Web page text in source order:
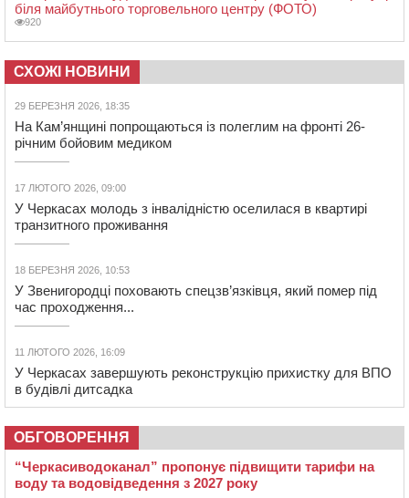
біля майбутнього торговельного центру (ФОТО)
920
СХОЖІ НОВИНИ
29 БЕРЕЗНЯ 2026, 18:35
На Кам’янщині попрощаються із полеглим на фронті 26-
річним бойовим медиком
17 ЛЮТОГО 2026, 09:00
У Черкасах молодь з інвалідністю оселилася в квартирі
транзитного проживання
18 БЕРЕЗНЯ 2026, 10:53
У Звенигородці поховають спецзв’язківця, який помер під
час проходження...
11 ЛЮТОГО 2026, 16:09
У Черкасах завершують реконструкцію прихистку для ВПО
в будівлі дитсадка
ОБГОВОРЕННЯ
“Черкасиводоканал” пропонує підвищити тарифи на
воду та водовідведення з 2027 року